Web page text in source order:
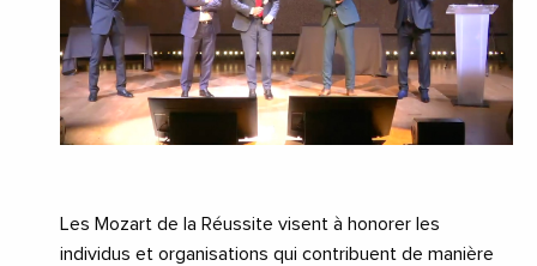
Les Mozart de la Réussite visent à honorer les
individus et organisations qui contribuent de manière